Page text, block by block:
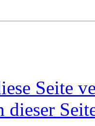
Seite
dieser